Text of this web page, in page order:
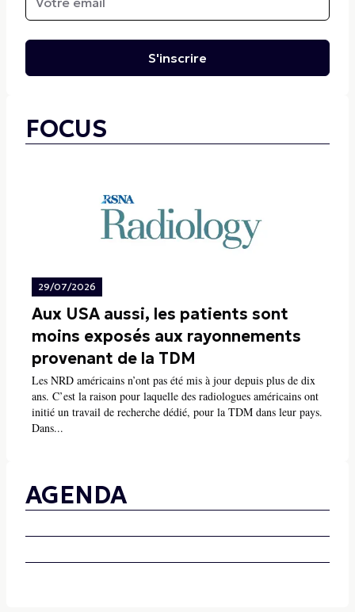
S'inscrire
FOCUS
29/07/2026
Aux USA aussi, les patients sont
moins exposés aux rayonnements
provenant de la TDM
Les NRD américains n’ont pas été mis à jour depuis plus de dix
ans. C’est la raison pour laquelle des radiologues américains ont
initié un travail de recherche dédié, pour la TDM dans leur pays.
Dans...
AGENDA